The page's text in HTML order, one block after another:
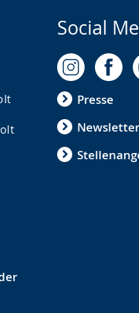
Social
Presse
Newsletter